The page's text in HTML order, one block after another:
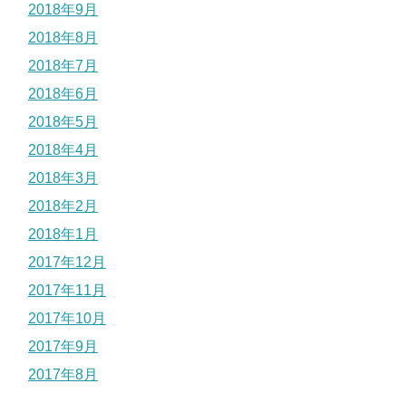
2018年9月
2018年8月
2018年7月
2018年6月
2018年5月
2018年4月
2018年3月
2018年2月
2018年1月
2017年12月
2017年11月
2017年10月
2017年9月
2017年8月